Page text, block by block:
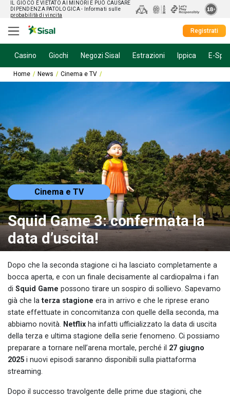
IL GIOCO È VIETATO AI MINORI E PUÒ CAUSARE
DIPENDENZA PATOLOGICA - Informati sulle
probabilità di vincita
Registrati
Casino Giochi Negozi Sisal Estrazioni Ippica E-
Home News Cinema e TV
Cinema e TV
Squid Game 3: confermata la
data d’uscita!
Dopo che la seconda stagione ci ha lasciato completamente a
bocca aperta, e con un finale decisamente al cardiopalma i fan
di Squid Game possono tirare un sospiro di sollievo. Sapevamo
già che laterza stagione era in arrivo e che le riprese erano
state effettuate in concomitanza con quelle della seconda, ma
abbiamo novità. Netflix ha infatti ufficializzato la data di uscita
della terza e ultima stagione della serie fenomeno. Ci possiamo
preparare a tornare nell’arena mortale, perché il 27 giugno
2025 i nuovi episodi saranno disponibili sulla piattaforma
streaming.
Dopo il successo travolgente delle prime due stagioni, che